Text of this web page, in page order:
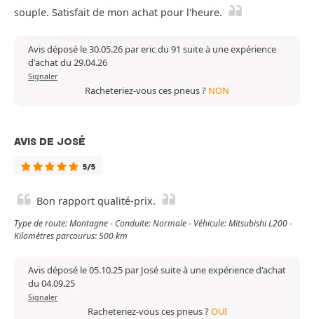
souple. Satisfait de mon achat pour l'heure.
Avis déposé le 30.05.26 par eric du 91 suite à une expérience
d'achat du 29.04.26
Signaler
Racheteriez-vous ces pneus ? NON
AVIS DE JOSÉ
5/5
Bon rapport qualité-prix.
Type de route: Montagne - Conduite: Normale - Véhicule: Mitsubishi L200 -
Kilomètres parcourus: 500 km
Avis déposé le 05.10.25 par José suite à une expérience d'achat
du 04.09.25
Signaler
Racheteriez-vous ces pneus ?OUI